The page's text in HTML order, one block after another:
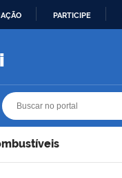
PARTICIPE